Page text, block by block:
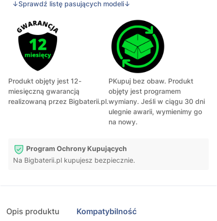
↓Sprawdź listę pasujących modeli↓
Produkt objęty jest 12-
miesięczną gwarancją
realizowaną przez Bigbaterii.pl.
PKupuj bez obaw. Produkt
objęty jest programem
wymiany. Jeśli w ciągu 30 dni
ulegnie awarii, wymienimy go
na nowy.
Program Ochrony Kupujących
Na Bigbaterii.pl kupujesz bezpiecznie.
Opis produktu Kompatybilność